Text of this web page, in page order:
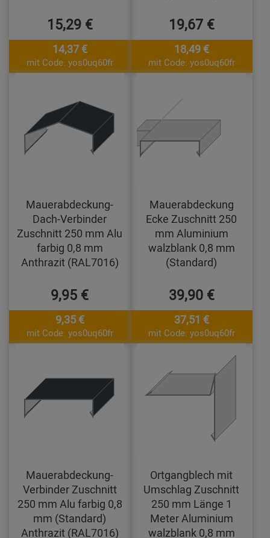
15,29 €
14,37 €
mit Code: yos0uq60fr
19,67 €
18,49 €
mit Code: yos0uq60fr
Mauerabdeckung-
Dach-Verbinder
Zuschnitt 250 mm Alu
farbig 0,8 mm
Anthrazit (RAL7016)
9,95 €
9,35 €
mit Code: yos0uq60fr
Mauerabdeckung
Ecke Zuschnitt 250
mm Aluminium
walzblank 0,8 mm
(Standard)
39,90 €
37,51 €
mit Code: yos0uq60fr
Mauerabdeckung-
Verbinder Zuschnitt
250 mm Alu farbig 0,8
mm (Standard)
Anthrazit (RAL7016)
Ortgangblech mit
Umschlag Zuschnitt
250 mm Länge 1
Meter Aluminium
walzblank 0,8 mm